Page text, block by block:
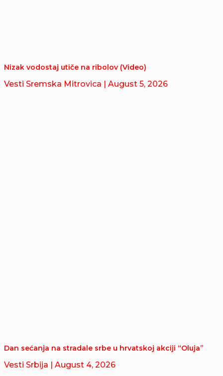
Nizak vodostaj utiče na ribolov (Video)
Vesti Sremska Mitrovica | August 5, 2026
Dan sećanja na stradale srbe u hrvatskoj akciji “Oluja”
Vesti Srbija | August 4, 2026